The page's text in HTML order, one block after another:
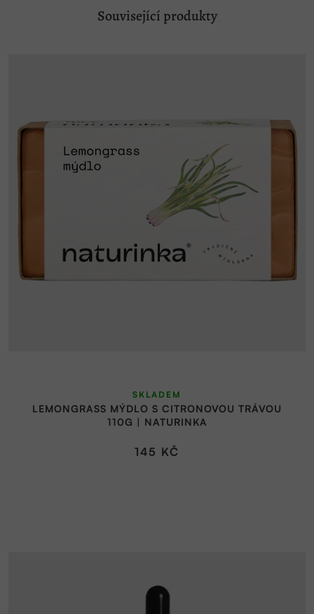
Související produkty
LEMONGRASS MÝDLO S CITRONOVOU TRÁVOU
110G | NATURINKA
SKLADEM
145 KČ